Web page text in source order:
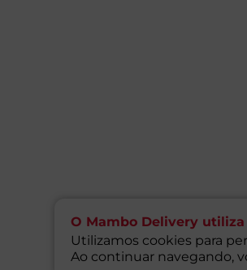
O Mambo Delivery utiliza
Utilizamos cookies para
Ao continuar navegando,